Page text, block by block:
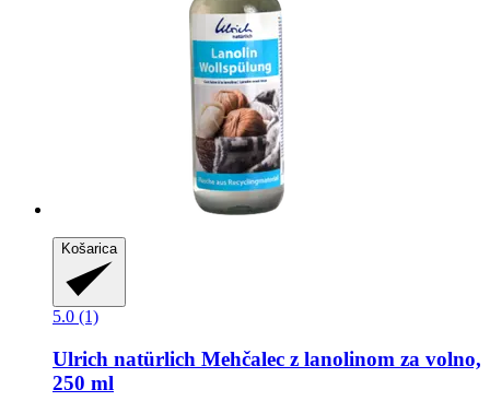
Košarica
5.0 (1)
Ulrich natürlich Mehčalec z lanolinom za volno,
250 ml